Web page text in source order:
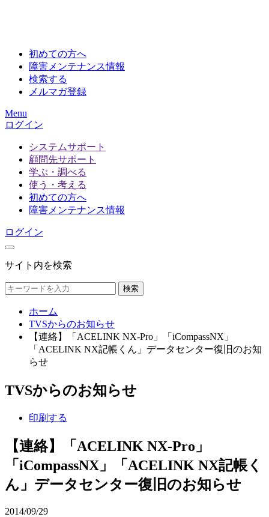
初めての方へ
障害メンテナンス情報
検索する
メルマガ登録
Menu
ログイン
システムサポート
顧問先サポート
学ぶ・調べる
使う・考える
初めての方へ
障害メンテナンス情報
ログイン
サイト内を検索
検索
ホーム
TVSからのお知らせ
【連絡】「ACELINK NX-Pro」「iCompassNX」
「ACELINK NX記帳くん」データセンター復旧のお知
らせ
TVSからのお知らせ
印刷する
【連絡】「ACELINK NX-Pro」
「iCompassNX」「ACELINK NX記帳く
ん」データセンター復旧のお知らせ
2014/09/29